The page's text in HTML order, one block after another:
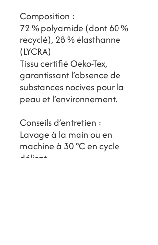
Composition :
72 % polyamide (dont 60 %
recyclé), 28 % élasthanne
(LYCRA)
Tissu certifié Oeko-Tex,
garantissant l’absence de
substances nocives pour la
peau et l’environnement.
Conseils d’entretien :
Lavage à la main ou en
machine à 30 °C en cycle
délicat